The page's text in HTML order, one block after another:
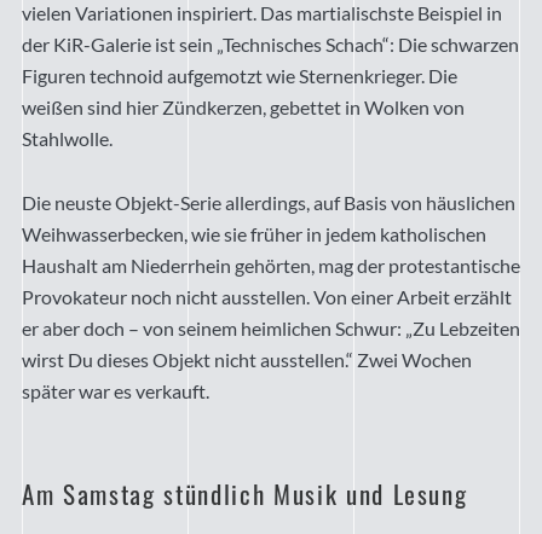
vielen Variationen inspiriert. Das martialischste Beispiel in
der KiR-Galerie ist sein „Technisches Schach“: Die schwarzen
Figuren technoid aufgemotzt wie Sternenkrieger. Die
weißen sind hier Zündkerzen, gebettet in Wolken von
Stahlwolle.
Die neuste Objekt-Serie allerdings, auf Basis von häuslichen
Weihwasserbecken, wie sie früher in jedem katholischen
Haushalt am Niederrhein gehörten, mag der protestantische
Provokateur noch nicht ausstellen. Von einer Arbeit erzählt
er aber doch – von seinem heimlichen Schwur: „Zu Lebzeiten
wirst Du dieses Objekt nicht ausstellen.“ Zwei Wochen
später war es verkauft.
Am Samstag stündlich Musik und Lesung